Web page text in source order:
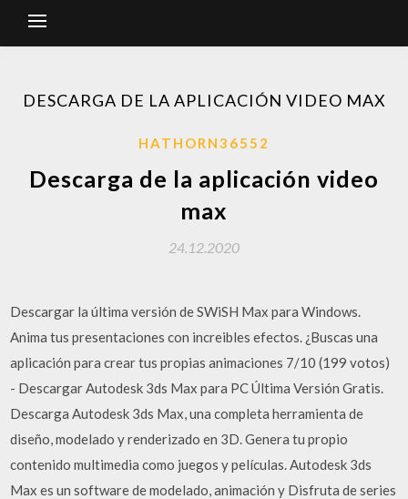
DESCARGA DE LA APLICACIÓN VIDEO MAX
HATHORN36552
Descarga de la aplicación video
max
24.12.2020
Descargar la última versión de SWiSH Max para Windows.
Anima tus presentaciones con increibles efectos. ¿Buscas una
aplicación para crear tus propias animaciones 7/10 (199 votos)
- Descargar Autodesk 3ds Max para PC Última Versión Gratis.
Descarga Autodesk 3ds Max, una completa herramienta de
diseño, modelado y renderizado en 3D. Genera tu propio
contenido multimedia como juegos y películas. Autodesk 3ds
Max es un software de modelado, animación y Disfruta de series